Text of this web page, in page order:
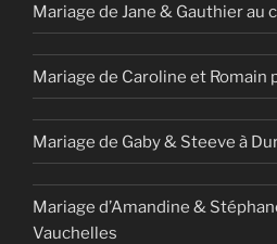
Mariage de Jane & Gauthier au
Mariage de Caroline et Romain
Mariage de Gaby & Steeve à
Mariage d’Amandine &
Vauchelles